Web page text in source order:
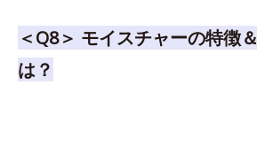
＜Q8＞ モイスチャーの特徴
は？